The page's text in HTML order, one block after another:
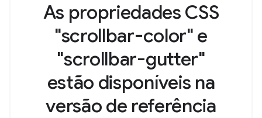
As propriedades CSS
"scrollbar-color" e
"scrollbar-gutter"
estão disponíveis na
versão de referência